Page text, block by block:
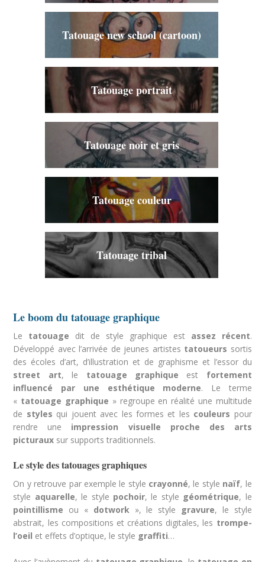
Tatouage new school (cartoon)
Tatouage portrait
Tatouage noir et gris
Tatouage couleur
Tatouage tribal
Le boom du tatouage graphique
Le tatouage dit de style graphique est assez récent.
Développé avec l’arrivée de jeunes artistes tatoueurs sortis
des écoles d’art, d’illustration et de graphisme et l’essor du
street art, le tatouage graphique est fortement
influencé par une esthétique moderne. Le terme
« tatouage graphique » regroupe en réalité une multitude
de styles qui jouent avec les formes et les couleurs pour
rendre une impression visuelle proche des arts
picturaux sur supports traditionnels.
Le style des tatouages graphiques
On y retrouve par exemple le style crayonné, le style naïf, le
style aquarelle, le style pochoir, le style géométrique, le
pointillisme ou « dotwork», le style gravure, le style
abstrait, les compositions et créations digitales, les trompe-
l’oeil et effets d’optique, le style graffiti…